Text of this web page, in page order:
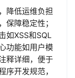
降低运维负担
保障稳定性；
如XSS和SQL
功能如用户模
释详细，便于
序开发规范，